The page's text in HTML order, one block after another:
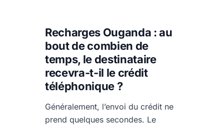
Recharges Ouganda : au
bout de combien de
temps, le destinataire
recevra-t-il le crédit
téléphonique ?
Généralement, l’envoi du crédit ne
prend quelques secondes. Le